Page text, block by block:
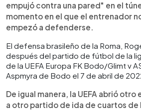
empujó contra una pared" en el
momento en el que el entrenador
empezó a defenderse.
El defensa brasileño de la Roma,
después del partido de fútbol de la
de la UEFA Europa FK Bodo/Glimt v
Aspmyra de Bodo el 7 de abril de
De igual manera, la UEFA abrió
a otro partido de ida de cuartos de